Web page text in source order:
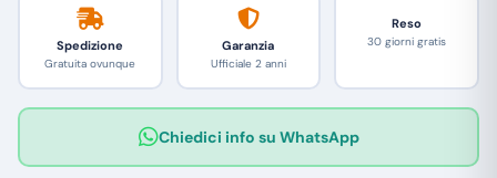
Spedizione
Gratuita ovunque
Garanzia
Ufficiale 2 anni
Reso
30 giorni gratis
Chiedici info su WhatsApp